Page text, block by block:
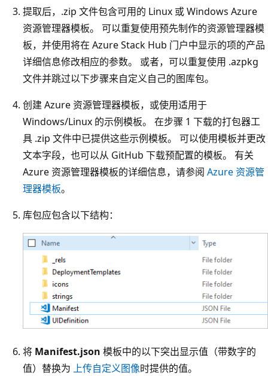
提取后，.zip 文件包含可用的 Linux 或 Windows Azure
资源管理器模板。 可以重复使用预先制作的资源管理器模
板，并使用将在 Azure Stack Hub 门户中显示的项的产品
详细信息修改相应的参数。 或者，可以重复使用 .azpkg
文件并跳过以下步骤来自定义自己的图库包。
创建 Azure 资源管理器模板，或使用适用于
Windows/Linux 的示例模板。 在步骤 1 下载的打包器工
具 .zip 文件中已提供这些示例模板。 可以使用模板并更改
文本字段，也可以从 GitHub 下载预配置的模板。 有关
Azure 资源管理器模板的详细信息，请参阅 Azure 资源管
理器模板。
库包应包含以下结构：
将 Manifest.json 模板中的以下突出显示值（带数字的
值）替换为 上传自定义图像时提供的值。